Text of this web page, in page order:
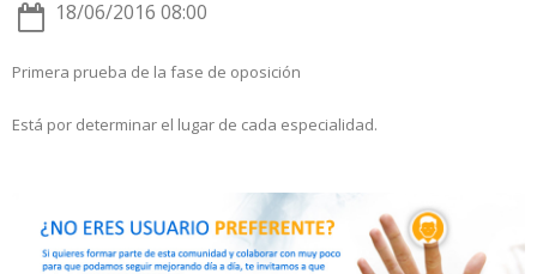
18/06/2016 08:00
Primera prueba de la fase de oposición
Está por determinar el lugar de cada especialidad.